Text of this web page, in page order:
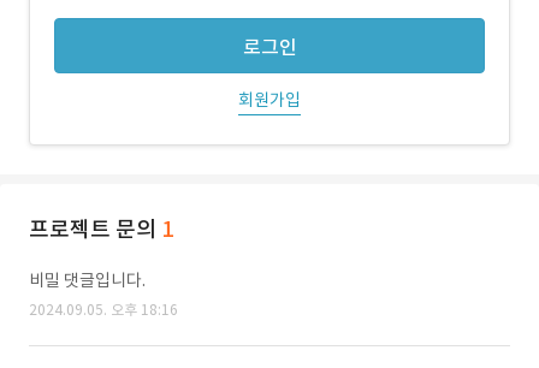
로그인
회원가입
프로젝트 문의 1
비밀 댓글입니다.
2024.09.05. 오후 18:16